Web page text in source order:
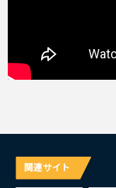
関連サイト